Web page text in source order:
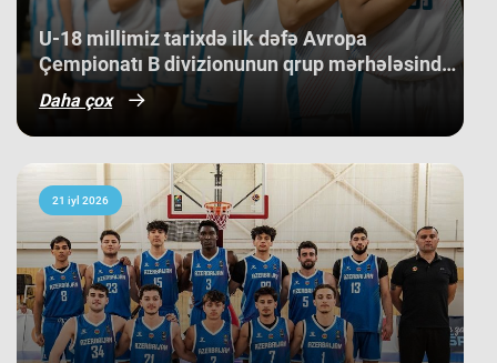
bilib. ​Belə bir gərgin rəqabət
mühitində qazanılan 11-ci yer gənc
basketbolçularımız üçün həm böyük
beynəlxalq təcrübə, həm də gələcək
turnirlərdə daha böyük uğurlar
U-18 millimiz tarixdə ilk dəfə Avropa
Çempionatı B divizionunun qrup mərhələsində
qələbə qazanıb.
Daha çox
21 iyl 2026